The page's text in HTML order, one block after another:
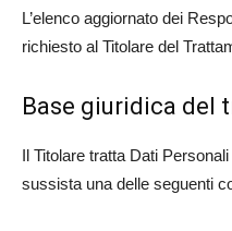
L’elenco aggiornato dei
richiesto al Titolare del
Base giuridica del
Il Titolare tratta Dati
sussista una delle seguenti